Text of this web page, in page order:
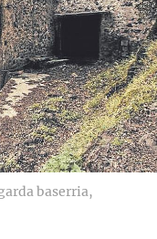
baserria,